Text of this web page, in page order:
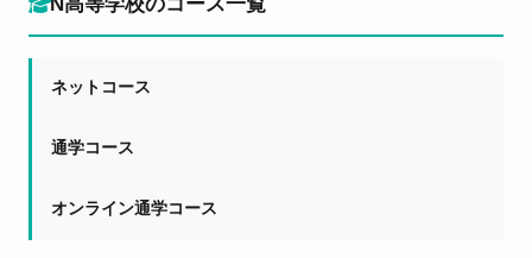
ネットコース
通学コース
オンライン通学コース